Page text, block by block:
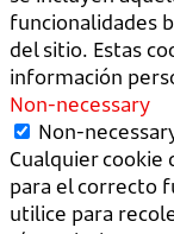
funcionalidades
del sitio. Estas
información
Non-necessary
Non-
Cualquier cookie
para el correcto
utilice para